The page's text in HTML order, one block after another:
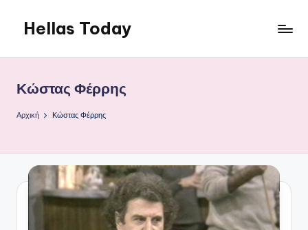
Μετάβαση
περιεχόμενο
Hellas Today
Κώστας Φέρρης
Αρχική Κώστας Φέρρης